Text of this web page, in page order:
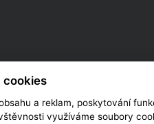
cookies
a reklam, poskytování
využíváme soubory